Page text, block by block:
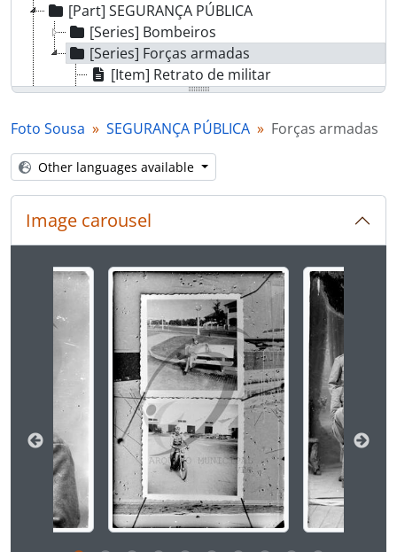
[Part] SEGURANÇA PÚBLICA
[Series] Bombeiros
[Series] Forças armadas
[Item] Retrato de militar
[Item] Retrato de militares
[Item] Retrato de militar
[Item] Retrato de militar
[Item] Retrato de militar
[Item] Retrato de militar
[Item] Retrato de militar
[Item] Retrato de militares
[Item] Retrato de militar
[Item] Retrato de militar em todo-o-terreno
[Item] Retrato de militar
[Item] Retrato de militar
[Item] Retrato de militares
[Item] Retrato de militares
[Item] Retrato de militares
[Item] Retrato de militar
[Item] Retrato de militar
[Item] Retrato de militar
[Item] Retrato de militar
[Item] Retrato de militar
[Item] Retrato de militares
[Item] Retrato de militar
Foto Sousa SEGURANÇA PÚBLICA Forças armadas
Other languages available
Image carousel
Changing the current slide of this carousel will